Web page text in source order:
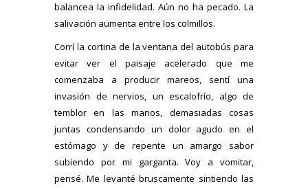
balancea la infidelidad. Aún no ha pecado. La
salivación aumenta entre los colmillos.
Corrí la cortina de la ventana del autobús para
evitar ver el paisaje acelerado que me
comenzaba a producir mareos, sentí una
invasión de nervios, un escalofrío, algo de
temblor en las manos, demasiadas cosas
juntas condensando un dolor agudo en el
estómago y de repente un amargo sabor
subiendo por mi garganta. Voy a vomitar,
pensé. Me levanté bruscamente sintiendo las